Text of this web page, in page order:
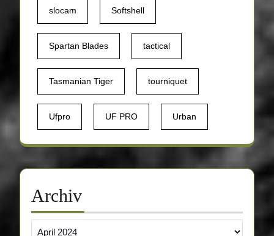
slocam Softshell
Spartan Blades tactical
Tasmanian Tiger tourniquet
Ufpro UF PRO Urban
Archiv